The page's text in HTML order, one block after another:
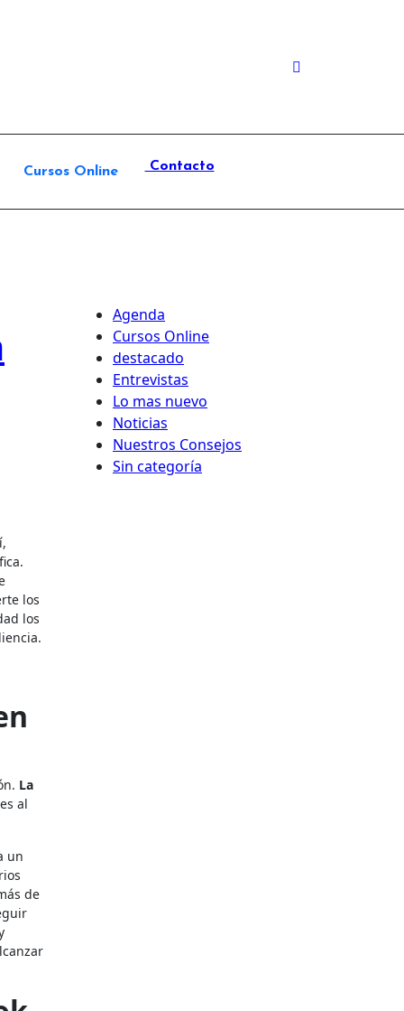
Cursos Online Contacto
los
los
La
al
un
de
Agenda
Cursos Online
destacado
Entrevistas
Lo mas nuevo
Noticias
Nuestros Consejos
Sin categoría